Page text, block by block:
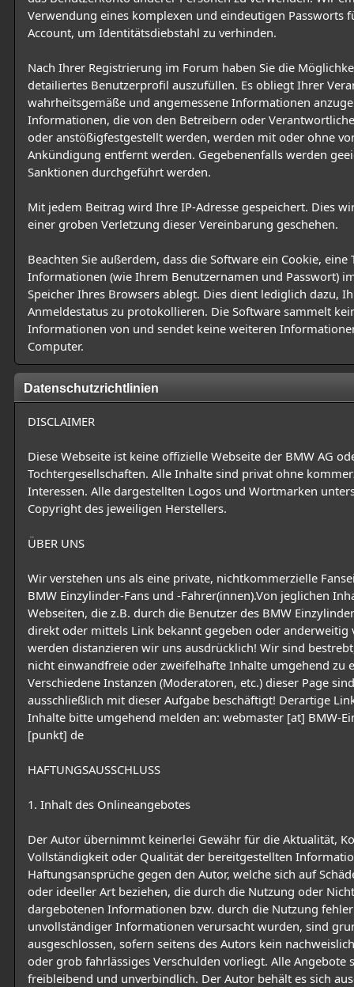
Verwendung eines komplexen und eindeutigen Passworts
Account, um Identitätsdiebstahl zu verhinden.
Nach Ihrer Registrierung im Forum haben Sie die
detailiertes Benutzerprofil auszufüllen. Es obliegt Ihrer
wahrheitsgemäße und angemessene Informationen
Informationen, die von den Betreibern oder
oder anstößigfestgestellt werden, werden mit oder ohne
Ankündigung entfernt werden. Gegebenenfalls werden
Sanktionen durchgeführt werden.
Mit jedem Beitrag wird Ihre IP-Adresse gespeichert. Dies
einer groben Verletzung dieser Vereinbarung geschehen.
Beachten Sie außerdem, dass die Software ein Cookie, eine
Informationen (wie Ihrem Benutzernamen und Passwort)
Speicher Ihres Browsers ablegt. Dies dient lediglich dazu,
Anmeldestatus zu protokollieren. Die Software sammelt
Informationen von und sendet keine weiteren
Computer.
Datenschutzrichtlinien
DISCLAIMER
Diese Webseite ist keine offizielle Webseite der BMW AG
Tochtergesellschaften. Alle Inhalte sind privat ohne
Interessen. Alle dargestellten Logos und Wortmarken
Copyright des jeweiligen Herstellers.
ÜBER UNS
Wir verstehen uns als eine private, nichtkommerzielle
BMW Einzylinder-Fans und -Fahrer(innen).Von jeglichen
Webseiten, die z.B. durch die Benutzer des BMW
direkt oder mittels Link bekannt gegeben oder anderweitig
werden distanzieren wir uns ausdrücklich! Wir sind
nicht einwandfreie oder zweifelhafte Inhalte umgehend zu
Verschiedene Instanzen (Moderatoren, etc.) dieser Page sind
ausschließlich mit dieser Aufgabe beschäftigt! Derartige
Inhalte bitte umgehend melden an: webmaster [at] BMW-
[punkt] de
HAFTUNGSAUSSCHLUSS
1. Inhalt des Onlineangebotes
Der Autor übernimmt keinerlei Gewähr für die Aktualität,
Vollständigkeit oder Qualität der bereitgestellten
Haftungsansprüche gegen den Autor, welche sich auf
oder ideeller Art beziehen, die durch die Nutzung oder
dargebotenen Informationen bzw. durch die Nutzung
unvollständiger Informationen verursacht wurden, sind
ausgeschlossen, sofern seitens des Autors kein
oder grob fahrlässiges Verschulden vorliegt. Alle Angebote
freibleibend und unverbindlich. Der Autor behält es sich